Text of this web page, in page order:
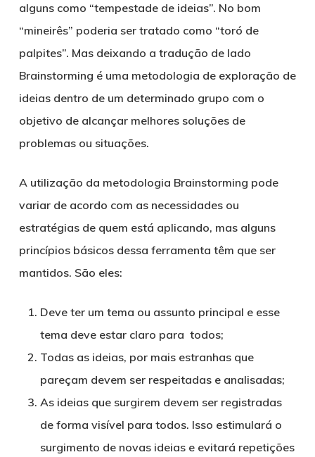
alguns como “tempestade de ideias”. No bom
“mineirês” poderia ser tratado como “toró de
palpites”. Mas deixando a tradução de lado
Brainstorming é uma metodologia de exploração de
ideias dentro de um determinado grupo com o
objetivo de alcançar melhores soluções de
problemas ou situações.
A utilização da metodologia Brainstorming pode
variar de acordo com as necessidades ou
estratégias de quem está aplicando, mas alguns
princípios básicos dessa ferramenta têm que ser
mantidos. São eles:
Deve ter um tema ou assunto principal e esse
tema deve estar claro para todos;
Todas as ideias, por mais estranhas que
pareçam devem ser respeitadas e analisadas;
As ideias que surgirem devem ser registradas
de forma visível para todos. Isso estimulará o
surgimento de novas ideias e evitará repetições